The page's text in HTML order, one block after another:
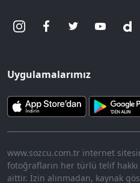
Uygulamalarımız
www.sozcu.com.tr internet
fotoğrafların her türlü telif hakkı
aittir. İzin alınmadan, kaynak